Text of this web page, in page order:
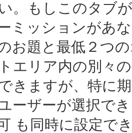
。もしこのタブ
ミッションがあ
お題と最低２つ
エリア内の別々
きますが、特に
ーザーが選択で
も同時に設定で